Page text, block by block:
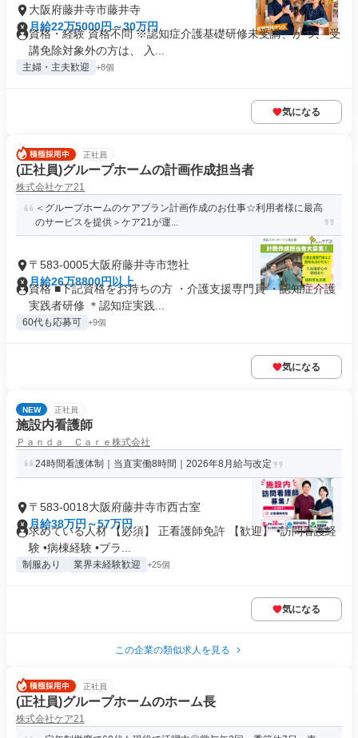
大阪府藤井寺市藤井寺
月給22万5000円～30万円
資格・経験 資格不問 ※認知症介護基礎研修未受講、かつ、 受
講免除対象外の方は、 入...
主婦・主夫歓迎 +8個
気になる
正社員
(正社員)グループホームの計画作成担当者
株式会社ケア21
＜グループホームのケアプラン計画作成のお仕事☆利用者様に最高
のサービスを提供＞ケア21が運...
〒583-0005大阪府藤井寺市惣社
月給26万8800円以上
資格 ■下記資格をお持ちの方 ・介護支援専門員 ・認知症介護
実践者研修 ＊認知症実践...
60代も応募可 +9個
気になる
NEW 正社員
施設内看護師
Ｐａｎｄａ Ｃａｒｅ株式会社
24時間看護体制｜当直実働8時間｜2026年8月給与改定
〒583-0018大阪府藤井寺市西古室
月給38万円～57万円
求めている人材 【必須】 正看護師免許 【歓迎】 •訪問看護経
験 •病棟経験 •ブラ...
制服あり 業界未経験歓迎 +25個
気になる
この企業の類似求人を見る
正社員
(正社員)グループホームのホーム長
株式会社ケア21